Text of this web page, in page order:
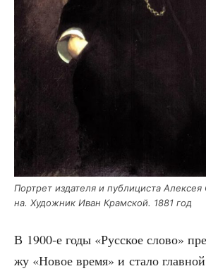
Порт­рет изда­те­ля и пуб­ли­ци­ста
на. Худож­ник Иван Крам­ской. 1881 год
В 1900‑е годы «Рус­ское сло­во»
жу «Новое вре­мя» и ста­ло